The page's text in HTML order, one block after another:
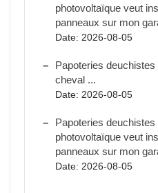
photovoltaïque veut
panneaux sur mon
Date: 2026-08-05
Papoteries deuchistes
cheval ...
Date: 2026-08-05
Papoteries deuchistes
photovoltaïque veut
panneaux sur mon
Date: 2026-08-05